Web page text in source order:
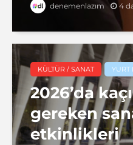
denemenlazım 4
KÜLTÜR / SANAT YURT
2026’da
gereken
etkinlikleri